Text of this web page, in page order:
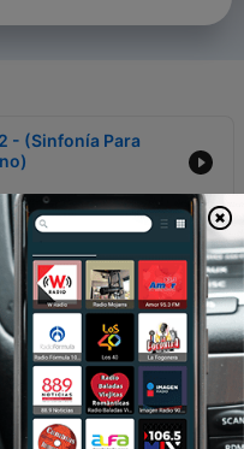
- (Sinfonía Para
Hizo Hablar Al
EP#4 -
La Inmortalidad Del
para